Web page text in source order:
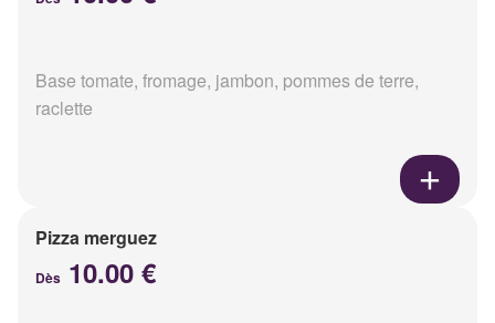
Base tomate, fromage, jambon, pommes de terre,
raclette
Pizza merguez
Dès 10.00 €